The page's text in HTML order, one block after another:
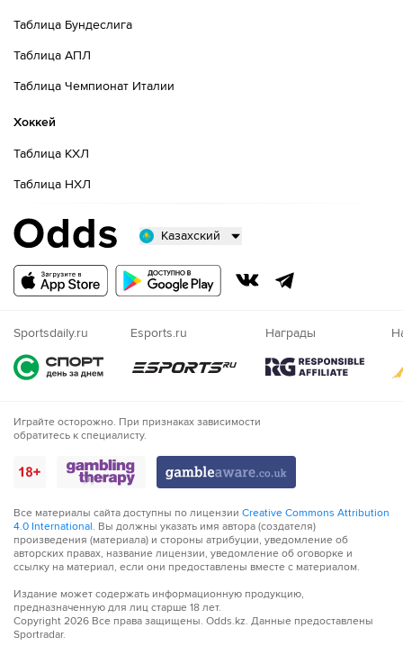
Таблица Бундеслига
Таблица АПЛ
Таблица Чемпионат Италии
Хоккей
Таблица КХЛ
Таблица НХЛ
Казахский
Русский
Nigeria
Sportsdaily.ru Esports.ru Награды
Играйте осторожно. При признаках зависимости
обратитесь к специалисту.
Все материалы сайта доступны по лицензии Creative Commons Attribution
4.0 International. Вы должны указать имя автора (создателя)
произведения (материала) и стороны атрибуции, уведомление об
авторских правах, название лицензии, уведомление об оговорке и
ссылку на материал, если они предоставлены вместе с материалом.
Издание может содержать информационную продукцию,
предназначенную для лиц старше 18 лет.
Copyright 2026 Все права защищены. Odds.kz. Данные предоставлены
Sportradar.